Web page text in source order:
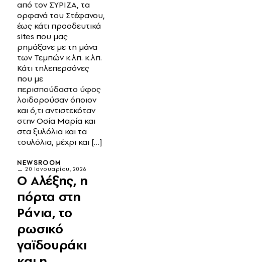
από τον ΣΥΡΙΖΑ, τα
ορφανά του Στέφανου,
έως κάτι προοδευτικά
sites που μας
ρημάξανε με τη μάνα
των Τεμπών κ.λπ. κ.λπ.
Κάτι τηλεπερσόνες
που με
περισπούδαστο ύφος
λοιδορούσαν όποιον
και ό,τι αντιστεκόταν
στην Οσία Μαρία και
στα ξυλόλια και τα
τουλόλια, μέχρι και […]
NEWSROOM
20 Ιανουαρίου, 2026
Ο Αλέξης, η
πόρτα στη
Ράνια, το
ρωσικό
γαϊδουράκι